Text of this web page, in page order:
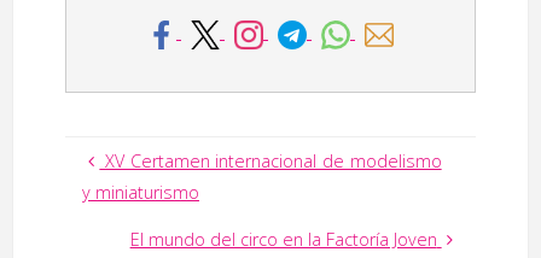
XV Certamen internacional de modelismo
y miniaturismo
El mundo del circo en la Factoría Joven